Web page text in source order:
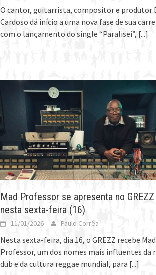
O cantor, guitarrista, compositor e produtor
Cardoso dá início a uma nova fase de sua
com o lançamento do single “Paralisei”, [...]
Mad Professor se apresenta no GREZZ
nesta sexta-feira (16)
11/01/2026 Paulo Corrêa
Nesta sexta-feira, dia 16, o GREZZ recebe Mad
Professor, um dos nomes mais influentes da
dub e da cultura reggae mundial, para [...]